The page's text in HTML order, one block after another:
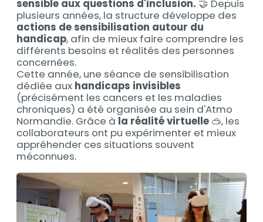
sensible aux questions d'inclusion. 🤝 Depuis
plusieurs années, la structure développe des
actions de sensibilisation autour du
handicap, afin de mieux faire comprendre les
différents besoins et réalités des personnes
concernées.
Cette année, une séance de sensibilisation
dédiée aux handicaps invisibles
(précisément les cancers et les maladies
chroniques) a été organisée au sein d'Atmo
Normandie. Grâce à la réalité virtuelle🥽, les
collaborateurs ont pu expérimenter et mieux
appréhender ces situations souvent
méconnues.